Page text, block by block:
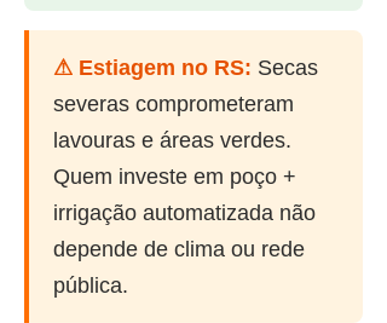
⚠ Estiagem no RS: Secas
severas comprometeram
lavouras e áreas verdes.
Quem investe em poço +
irrigação automatizada não
depende de clima ou rede
pública.